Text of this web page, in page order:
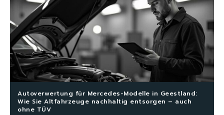
Autoverwertung für Mercedes-Modelle in Geestland:
Wie Sie Altfahrzeuge nachhaltig entsorgen – auch
ohne TÜV